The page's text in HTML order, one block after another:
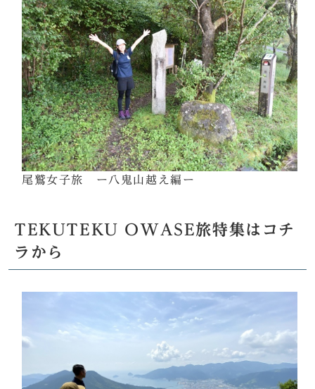
尾鷲女子旅 ー八鬼山越え編ー
TEKUTEKU OWASE旅特集はコチ
ラから